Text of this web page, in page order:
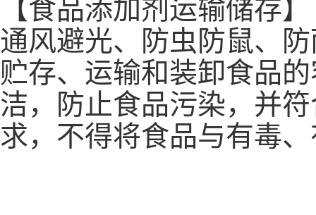
【食品添加剂运输储存】
通风避光、防虫防鼠、
贮存、运输和装卸食品
洁，防止食品污染，并
求，不得将食品与有毒